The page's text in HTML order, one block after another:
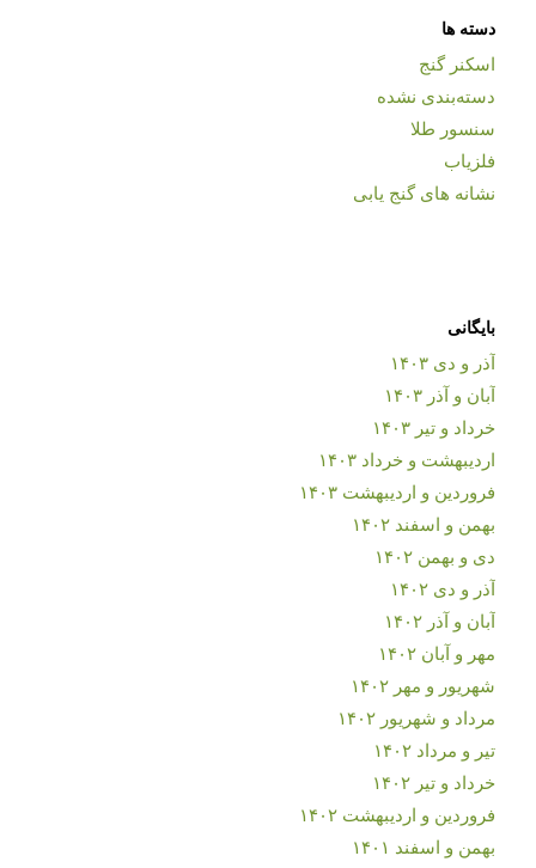
دسته ها
اسکنر گنج
دسته‌بندی نشده
سنسور طلا
فلزیاب
نشانه های گنج یابی
بایگانی
آذر و دی ۱۴۰۳
آبان و آذر ۱۴۰۳
خرداد و تیر ۱۴۰۳
اردیبهشت و خرداد ۱۴۰۳
فروردین و اردیبهشت ۱۴۰۳
بهمن و اسفند ۱۴۰۲
دی و بهمن ۱۴۰۲
آذر و دی ۱۴۰۲
آبان و آذر ۱۴۰۲
مهر و آبان ۱۴۰۲
شهریور و مهر ۱۴۰۲
مرداد و شهریور ۱۴۰۲
تیر و مرداد ۱۴۰۲
خرداد و تیر ۱۴۰۲
فروردین و اردیبهشت ۱۴۰۲
بهمن و اسفند ۱۴۰۱